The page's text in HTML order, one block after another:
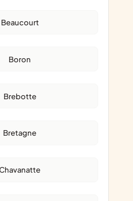
Beaucourt
Boron
Brebotte
Bretagne
Chavanatte